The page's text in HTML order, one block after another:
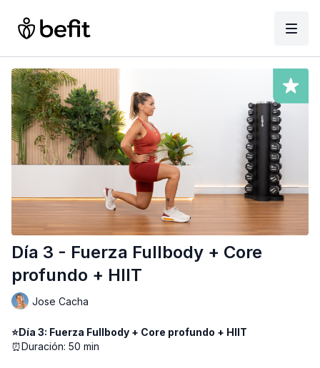
Día 3 - Fuerza Fullbody + Core
profundo + HIIT
Jose Cacha
⭐Día 3: Fuerza Fullbody + Core profundo + HIIT
⏰Duración: 50 min